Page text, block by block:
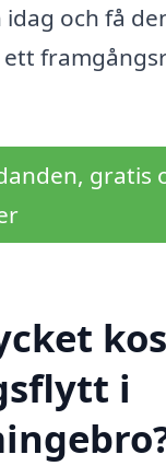
och få
gratis
i